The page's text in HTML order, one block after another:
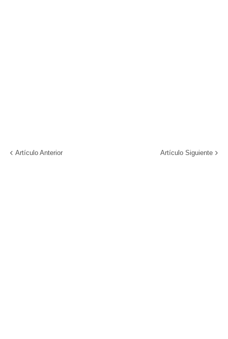
Artículo Anterior Artículo Siguiente